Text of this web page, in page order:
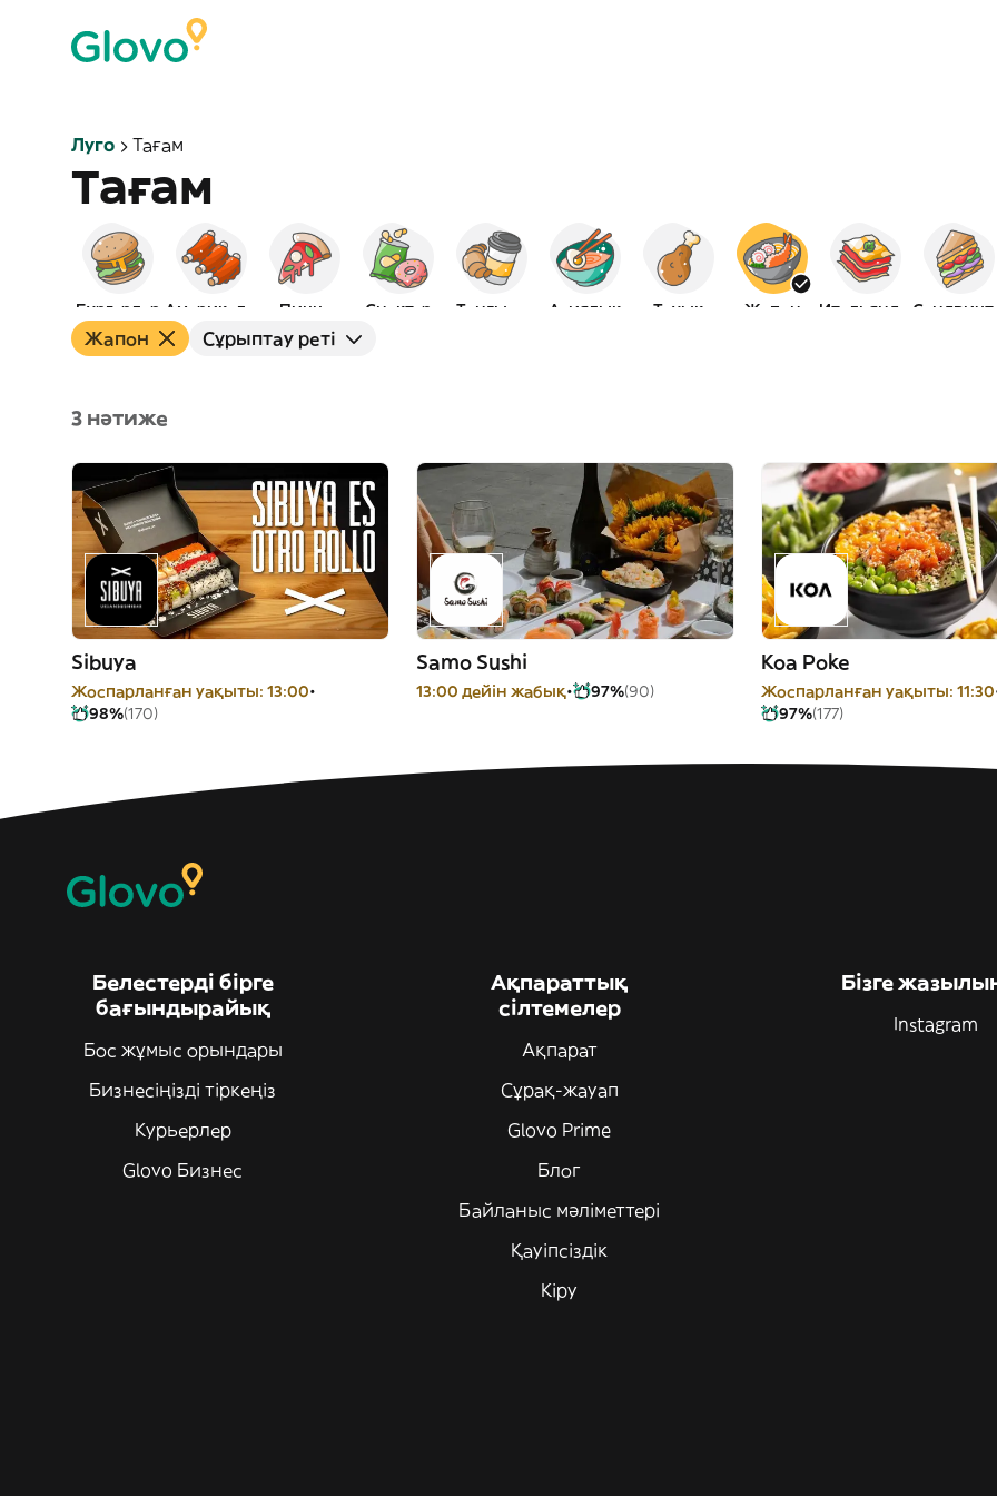
Луго Тағам
Тағам
Бургерлер Пицца Снэктер Таңғы ас Азиялық Тауық Жапон
Жапон Сұрыптау реті
3 нәтиже
Sibuya
Жоспарланған уақыты: 13:00
98%(170)
Samo Sushi
13:00 дейін жабық 97%(90)
Koa Poke
Жоспарланған уақыты: 11:30
97%(177)
Белестерді бірге
бағындырайық
Бос жұмыс орындары
Бизнесіңізді тіркеңіз
Курьерлер
Glovo Бизнес
Ақпараттық
сілтемелер
Ақпарат
Сұрақ-жауап
Glovo Prime
Блог
Байланыс мәліметтері
Қауіпсіздік
Кіру
Бізге
Instagram